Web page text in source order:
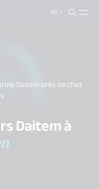
FR
Daitem près de chez
Daitem à